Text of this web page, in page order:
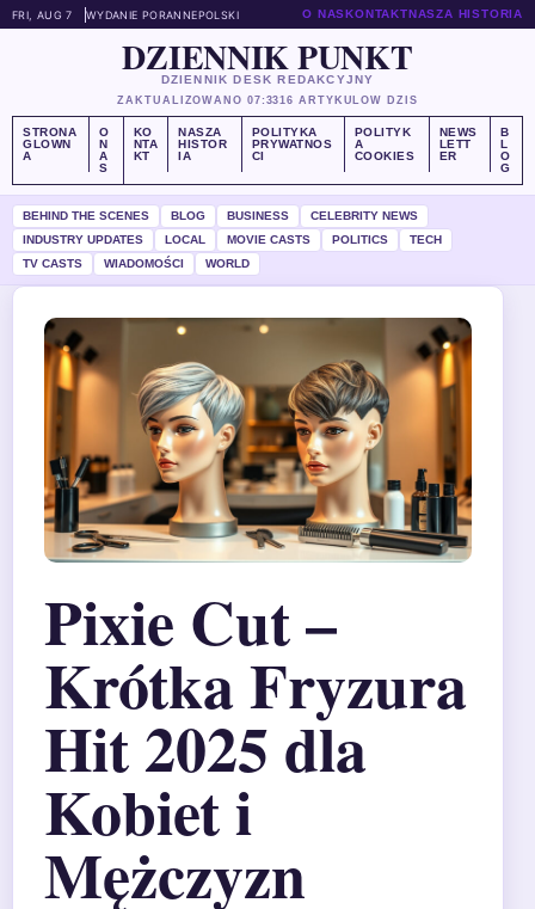
FRI, AUG 7 WYDANIE PORANNEPOLSKI O NASKONTAKTNASZA HISTORIA
DZIENNIK PUNKT
DZIENNIK DESK REDAKCYJNY
ZAKTUALIZOWANO 07:3316 ARTYKULOW DZIS
STRONA
GLOWN
A
O
N
A
S
KO
NTA
KT
NASZA
HISTOR
IA
POLITYKA
PRYWATNOS
CI
POLITYK
A
COOKIES
NEWS
LETT
ER
B
L
O
G
BEHIND THE SCENES BLOG BUSINESS
CELEBRITY NEWS
INDUSTRY UPDATES
LOCAL MOVIE CASTS POLITICS
TECH
TV CASTS
WIADOMOŚCI WORLD
Pixie Cut –
Krótka Fryzura
Hit 2025 dla
Kobiet i
Mężczyzn